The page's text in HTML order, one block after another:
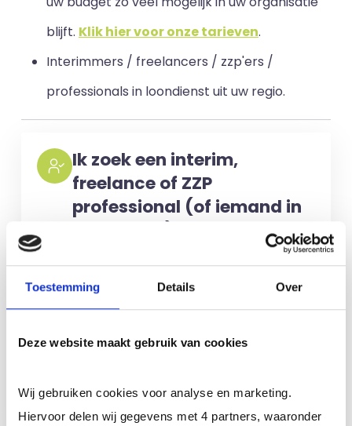
Toestemming Details Over
Deze website maakt gebruik van cookies
Wij gebruiken cookies voor analyse en marketing.
Hiervoor delen wij gegevens met 4 partners, waaronder
blijft. Klik hier voor onze tarieven.
Interimmers / freelancers / zzp'ers /
professionals in loondienst uit uw regio.
Ik zoek een interim,
freelance of ZZP
professional (of iemand in
loondienst)
kandidaten berekenen wij geen kosten.
No match? No pay!Kosten worden
alleen gemaakt als een professional
Meer informatie